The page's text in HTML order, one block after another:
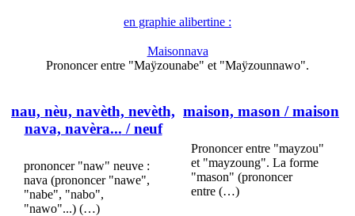
en graphie alibertine :
Maisonnava
Prononcer entre "Maÿzounabe" et "Maÿzounnawo".
nau, nèu, navèth, nevèth,
nava, navèra... / neuf
prononcer "naw" neuve :
nava (prononcer "nawe",
"nabe", "nabo",
"nawo"...) (…)
maison, mason / maison
Prononcer entre "mayzou"
et "mayzoung". La forme
"mason" (prononcer
entre (…)